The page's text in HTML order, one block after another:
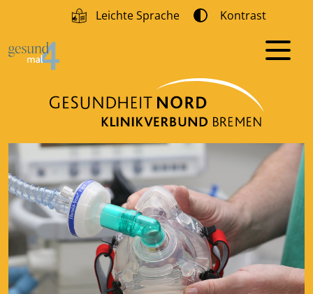
Leichte Sprache Kontrast